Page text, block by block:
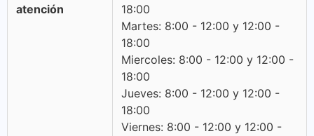
atención
18:00
Martes: 8:00 - 12:00 y 12:00 -
18:00
Miercoles: 8:00 - 12:00 y 12:00 -
18:00
Jueves: 8:00 - 12:00 y 12:00 -
18:00
Viernes: 8:00 - 12:00 y 12:00 -